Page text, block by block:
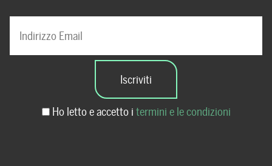
Ho letto e accetto i termini e le condizioni